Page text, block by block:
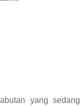
yang sedang